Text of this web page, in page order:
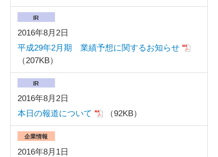
2016年8月2日
IR
平成29年2月期 業績予想に関するお知らせ
（207KB）
2016年8月2日
IR
本日の報道について （92KB）
2016年8月1日
企業情報